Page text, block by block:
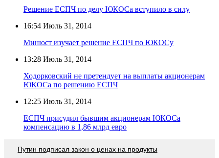
Решение ЕСПЧ по делу ЮКОСа вступило в силу
16:54 Июль 31, 2014
Минюст изучает решение ЕСПЧ по ЮКОСу
13:28 Июль 31, 2014
Ходорковский не претендует на выплаты акционерам
ЮКОСа по решению ЕСПЧ
12:25 Июль 31, 2014
ЕСПЧ присудил бывшим акционерам ЮКОСа
компенсацию в 1,86 млрд евро
Путин подписал закон о ценах на продукты